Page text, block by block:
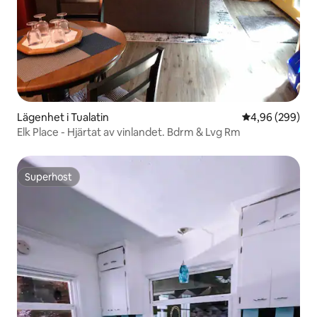
Lägenhet i Tualatin 4,96 av 5 i
4,96 (299)
Elk Place - Hjärtat av vinlandet. Bdrm & Lvg Rm
Superhost
Superhost